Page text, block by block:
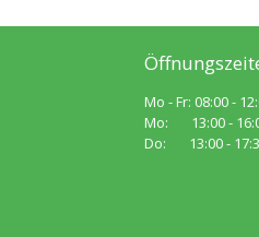
Mo - Fr: 08:00 -
Mo: 13:00 -
Do: 13:00 -